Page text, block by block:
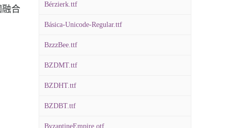
融合
Bérzierk.ttf
Básica-Unicode-Regular.ttf
BzzzBee.ttf
BZDMT.ttf
BZDHT.ttf
BZDBT.ttf
ByzantineEmpire.otf